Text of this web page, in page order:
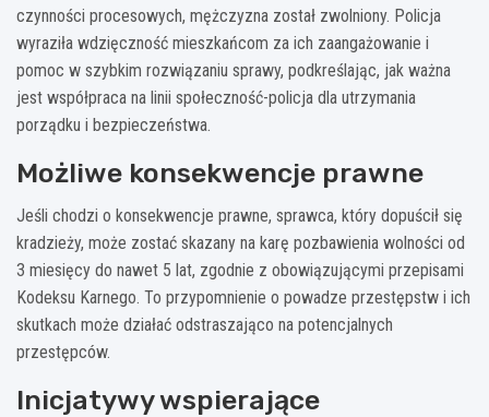
czynności procesowych, mężczyzna został zwolniony. Policja
wyraziła wdzięczność mieszkańcom za ich zaangażowanie i
pomoc w szybkim rozwiązaniu sprawy, podkreślając, jak ważna
jest współpraca na linii społeczność-policja dla utrzymania
porządku i bezpieczeństwa.
Możliwe konsekwencje prawne
Jeśli chodzi o konsekwencje prawne, sprawca, który dopuścił się
kradzieży, może zostać skazany na karę pozbawienia wolności od
3 miesięcy do nawet 5 lat, zgodnie z obowiązującymi przepisami
Kodeksu Karnego. To przypomnienie o powadze przestępstw i ich
skutkach może działać odstraszająco na potencjalnych
przestępców.
Inicjatywy wspierające